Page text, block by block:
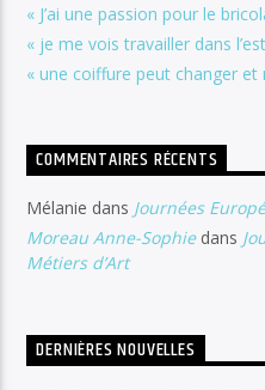
« J’ai une passion pour le
« je me vois travailler dans
« une coiffure peut changer
COMMENTAIRES RÉCENTS
Mélanie dans Journées
Moreau Anne-Sophiedans
Métiers d’Art
DERNIÈRES NOUVELLES